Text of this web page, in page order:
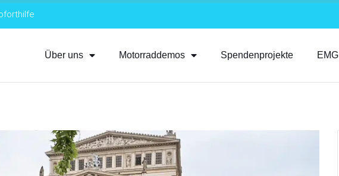
Über uns Motorraddemos Spendenprojekte EMG